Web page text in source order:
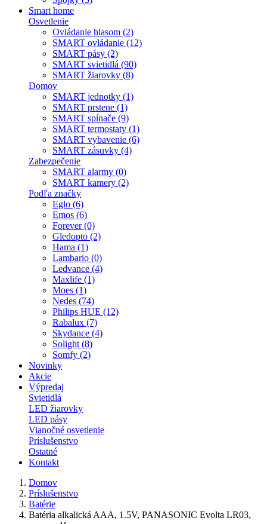
Smart home
Osvetlenie
Ovládanie hlasom (2)
SMART ovládanie (12)
SMART pásy (2)
SMART svietidlá (90)
SMART žiarovky (8)
Domov
SMART jednotky (1)
SMART prstene (1)
SMART spínače (9)
SMART termostaty (1)
SMART vybavenie (6)
SMART zásuvky (4)
Zabezpečenie
SMART alarmy (0)
SMART kamery (2)
Podľa značky
Eglo (6)
Emos (6)
Forever (0)
Gledopto (2)
Hama (1)
Lambario (0)
Ledvance (4)
Maxlife (1)
Moes (1)
Nedes (74)
Philips HUE (12)
Rabalux (7)
Skydance (4)
Solight (8)
Somfy (2)
Novinky
Akcie
Výpredaj
Svietidlá
LED žiarovky
LED pásy
Vianočné osvetlenie
Príslušenstvo
Ostatné
Kontakt
Domov
Príslušenstvo
Batérie
Batéria alkalická AAA, 1.5V, PANASONIC Evolta LR03,